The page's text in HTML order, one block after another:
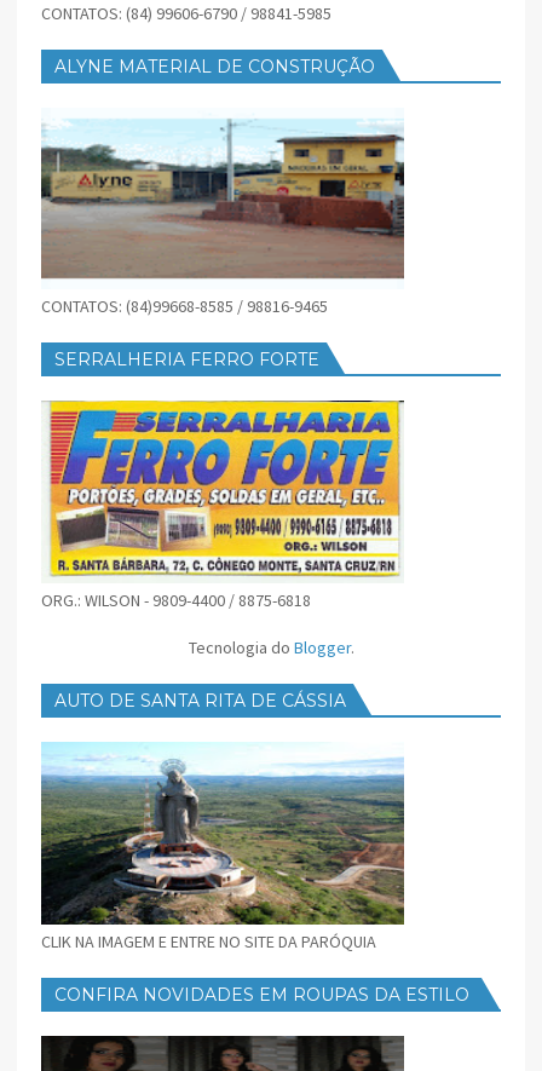
CONTATOS: (84) 99606-6790 / 98841-5985
ALYNE MATERIAL DE CONSTRUÇÃO
CONTATOS: (84)99668-8585 / 98816-9465
SERRALHERIA FERRO FORTE
ORG.: WILSON - 9809-4400 / 8875-6818
Tecnologia do Blogger.
AUTO DE SANTA RITA DE CÁSSIA
CLIK NA IMAGEM E ENTRE NO SITE DA PARÓQUIA
CONFIRA NOVIDADES EM ROUPAS DA ESTILO